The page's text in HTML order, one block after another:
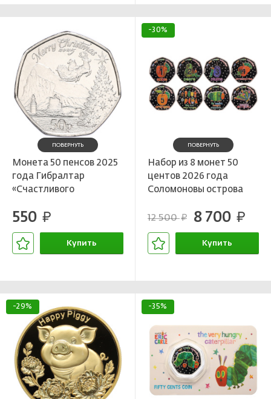
ПОВЕРНУТЬ
Монета 50 пенсов 2025
года Гибралтар
«Счастливого
550 руб.
Купить
-30%
ПОВЕРНУТЬ
Набор из 8 монет 50
центов 2026 года
Соломоновы острова
гусеница»
12 500руб. 8 700 руб.
Купить
-29% -35%